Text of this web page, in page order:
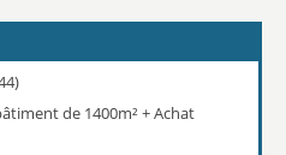
de 1400m² + Achat